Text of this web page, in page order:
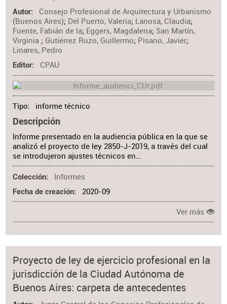
Autor
Consejo Profesional de Arquitectura y Urbanismo
(Buenos Aires); Del Puerto, Valeria; Lanosa, Claudia;
Fuente, Fabián de la; Eggers, Magdalena; San Martín,
Virginia ; Gutiérrez Ruzo, Guillermo; Pisano, Javier;
Linares, Pedro
Editor CPAU
Tipo informe técnico
Descripción
Informe presentado en la audiencia pública en la que se
analizó el proyecto de ley 2850-J-2019, a través del cual
se introdujeron ajustes técnicos en…
Colección Informes
Fecha de creación 2020-09
Ver más
Proyecto de ley de ejercicio profesional en la
jurisdicción de la Ciudad Autónoma de
Buenos Aires: carpeta de antecedentes